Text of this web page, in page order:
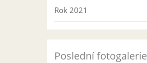
Rok 2021
Poslední fotogalerie